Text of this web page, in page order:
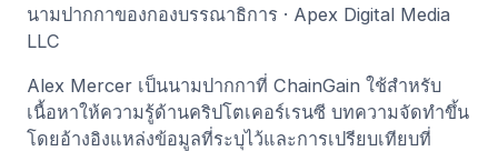
นามปากกาของกองบรรณาธิการ · Apex Digital Media
LLC
Alex Mercer เป็นนามปากกาที่ ChainGain ใช้สำหรับ
เนื้อหาให้ความรู้ด้านคริปโตเคอร์เรนซี บทความจัดทำขึ้น
โดยอ้างอิงแหล่งข้อมูลที่ระบุไว้และการเปรียบเทียบที่